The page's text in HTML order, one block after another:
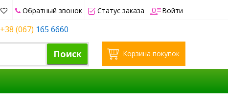
Обратный звонок Статус заказа Войти
+38 (067) 165 6660
Поиск Корзина покупок